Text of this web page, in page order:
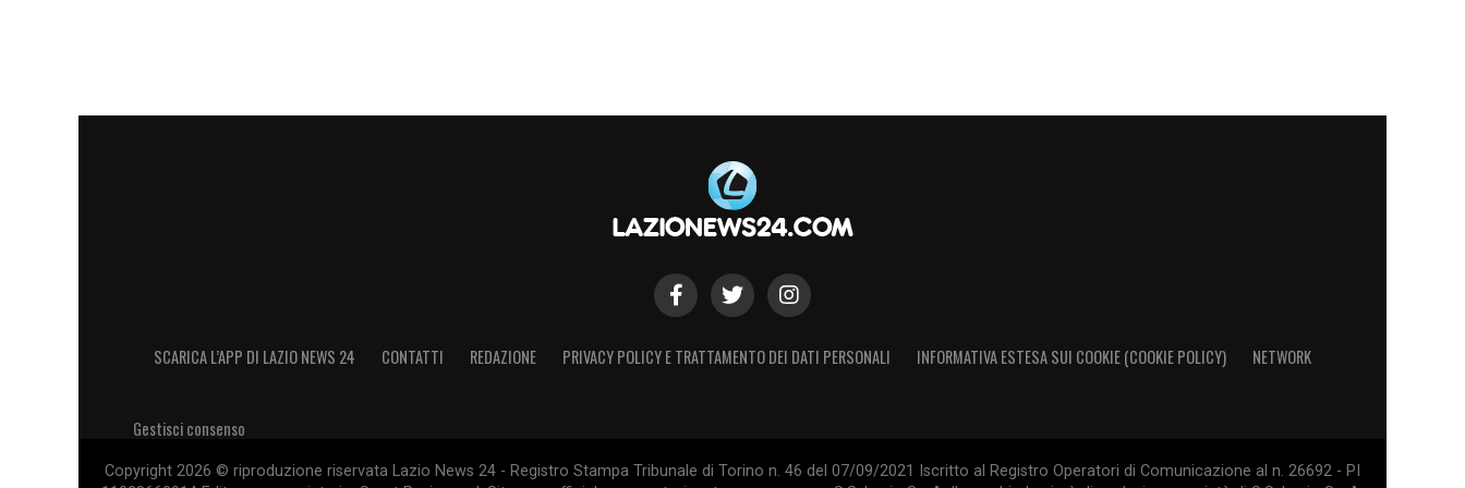
SCARICA L’APP DI LAZIO NEWS 24 CONTATTI REDAZIONE PRIVACY POLICY E TRATTAMENTO DEI DATI PERSONALI INFORMATIVA ESTESA SUI COOKIE (COOKIE POLICY) NETWORK
Gestisci consenso
Copyright 2026 © riproduzione riservata Lazio News 24 - Registro Stampa Tribunale di Torino n. 46 del 07/09/2021 Iscritto al Registro Operatori di Comunicazione al n. 26692 - PI